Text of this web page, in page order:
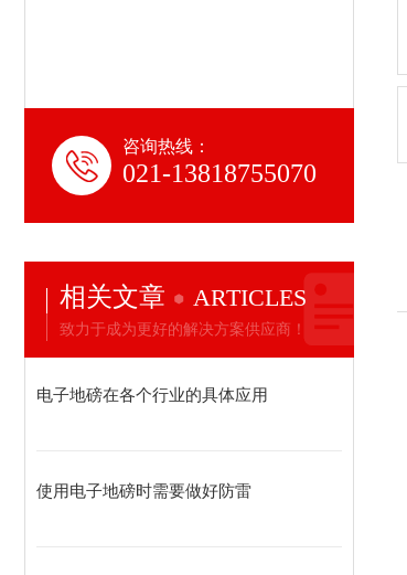
咨询热线：
021-13818755070
相关文章 ARTICLES
致力于成为更好的解决方案供应商！
电子地磅在各个行业的具体应用
使用电子地磅时需要做好防雷